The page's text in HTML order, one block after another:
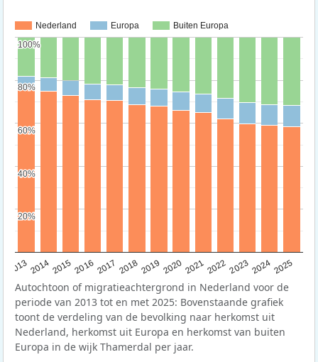
Nederland Europa Buiten Europa
20132014201520162017 20182019 202020212022202320242025
20%
20%
40%
40%
60%
60%
80%
80%
100%
100%
Autochtoon of migratieachtergrond in Nederland voor de
periode van 2013 tot en met 2025: Bovenstaande grafiek
toont de verdeling van de bevolking naar herkomst uit
Nederland, herkomst uit Europa en herkomst van buiten
Europa in de wijk Thamerdal per jaar.